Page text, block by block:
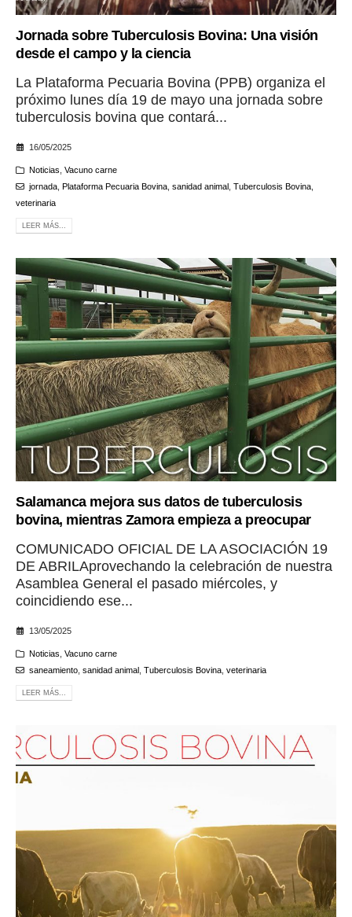
Jornada sobre Tuberculosis Bovina: Una visión
desde el campo y la ciencia
La Plataforma Pecuaria Bovina (PPB) organiza el
próximo lunes día 19 de mayo una jornada sobre
tuberculosis bovina que contará...
16/05/2025
Noticias Vacuno carne
jornada, Plataforma Pecuaria Bovina, sanidad animal, Tuberculosis Bovina,
veterinaria
LEER MÁS...
Salamanca mejora sus datos de tuberculosis
bovina, mientras Zamora empieza a preocupar
COMUNICADO OFICIAL DE LA ASOCIACIÓN 19
DE ABRILAprovechando la celebración de nuestra
Asamblea General el pasado miércoles, y
coincidiendo ese...
13/05/2025
Noticias Vacuno carne
saneamiento, sanidad animal, Tuberculosis Bovina, veterinaria
LEER MÁS...